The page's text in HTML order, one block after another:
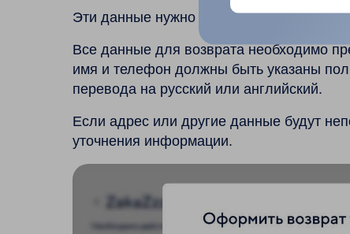
Эти данные нужно взять из информации
Все данные для возврата необходимо
имя и телефон должны быть указаны
перевода на русский или английский.
Если адрес или другие данные будут
уточнения информации.